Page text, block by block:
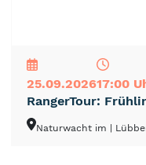
25.09.202617:00
RangerTour:
Naturwacht im |